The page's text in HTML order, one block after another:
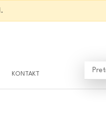
KONTAKT